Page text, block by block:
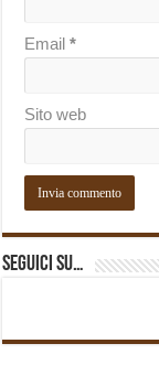
Email*
Sito web
Seguici su…